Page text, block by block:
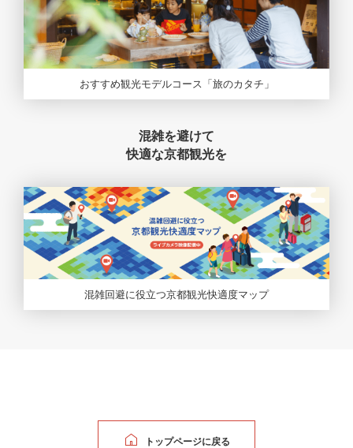
おすすめ観光モデルコース「旅のカタチ」
混雑を避けて
快適な京都観光を
混雑回避に役立つ京都観光快適度マップ
トップページに戻る